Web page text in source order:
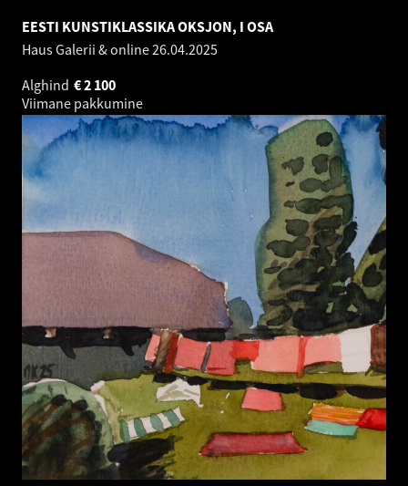
EESTI KUNSTIKLASSIKA OKSJON, I OSA
Haus Galerii & online26.04.2025
Alghind
2 100
€
Viimane pakkumine